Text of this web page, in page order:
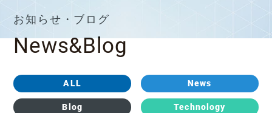
お知らせ・ブログ
News&Blog
ALL News
Blog Technology